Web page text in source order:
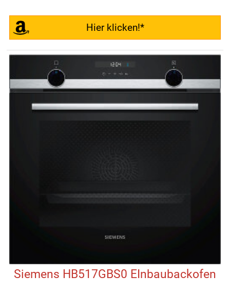
Hier klicken!*
Siemens HB517GBS0 EInbaubackofen